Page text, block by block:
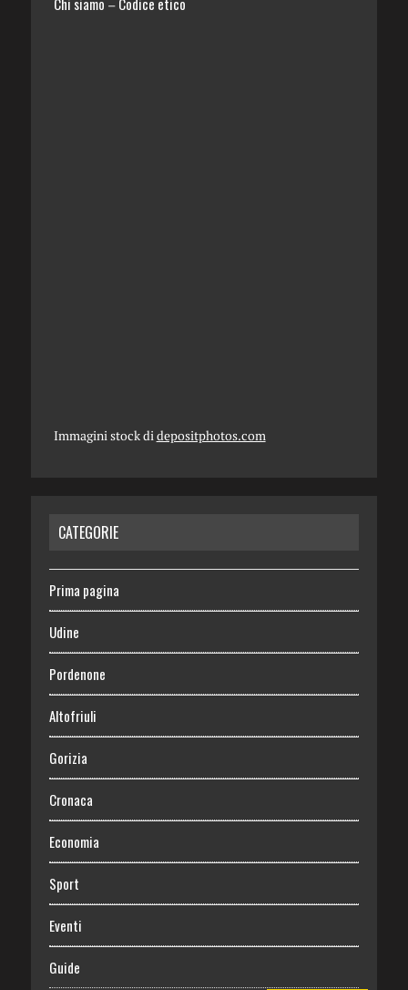
Chi siamo – Codice etico
Immagini stock didepositphotos.com
CATEGORIE
Prima pagina
Udine
Pordenone
Altofriuli
Gorizia
Cronaca
Economia
Sport
Eventi
Guide